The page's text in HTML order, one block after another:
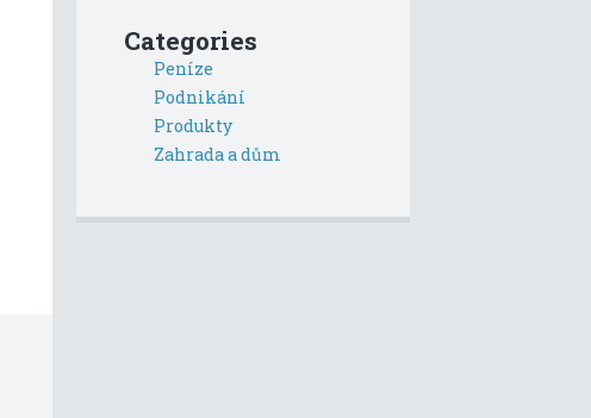
Categories
Peníze
Podnikání
Produkty
Zahrada a dům